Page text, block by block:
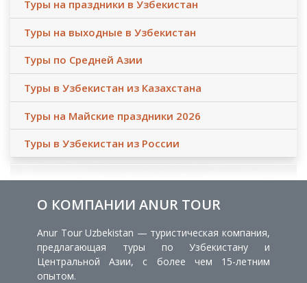
Туры на праздники в Узбекистан
Туры на выходные в Узбекистан
Туры по Средней Азии
Туры в Узбекистан из Казахстана
Туры на Майские праздники 2026
Туры в Узбекистан из России
О КОМПАНИИ ANUR TOUR
Anur Tour Uzbekistan — туристическая компания,
предлагающая туры по Узбекистану и
Центральной Азии, с более чем 15-летним
опытом.